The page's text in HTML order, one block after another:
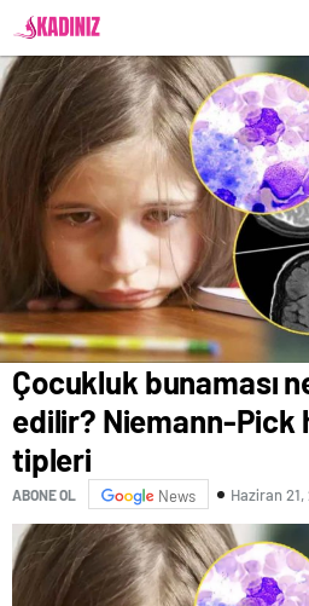
Çocukluk bunaması
edilir? Niemann-Pick
tipleri
ABONE OL News Haziran 21,